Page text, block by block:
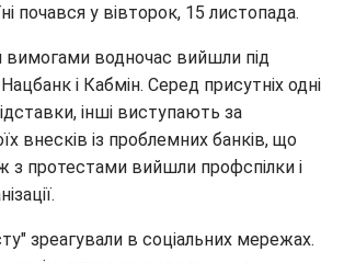
почався у вівторок, 15 листопада.
водночас вийшли під
і Кабмін. Серед присутніх одні
інші виступають за
внесків із проблемних банків, що
з протестами вийшли профспілки і
зреагували в соціальних мережах.